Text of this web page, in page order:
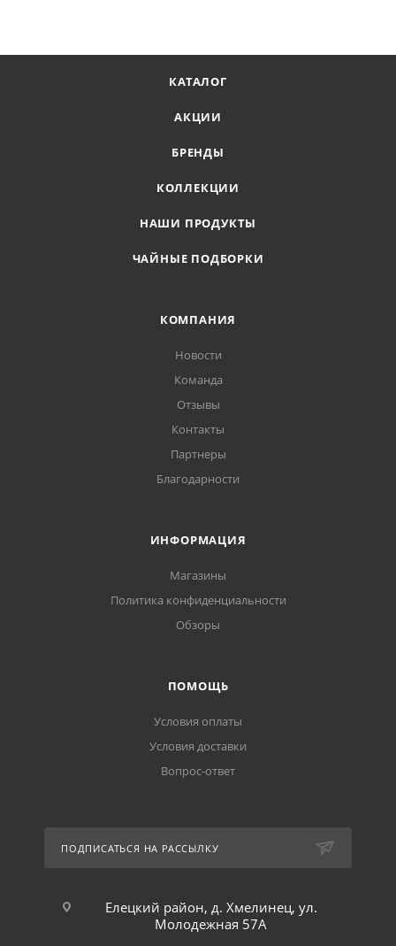
КАТАЛОГ
АКЦИИ
БРЕНДЫ
КОЛЛЕКЦИИ
НАШИ ПРОДУКТЫ
ЧАЙНЫЕ ПОДБОРКИ
КОМПАНИЯ
Новости
Команда
Отзывы
Контакты
Партнеры
Благодарности
ИНФОРМАЦИЯ
Магазины
Политика конфиденциальности
Обзоры
ПОМОЩЬ
Условия оплаты
Условия доставки
Вопрос-ответ
ПОДПИСАТЬСЯ НА РАССЫЛКУ
Елецкий район, д. Хмелинец, ул.
Молодежная 57А